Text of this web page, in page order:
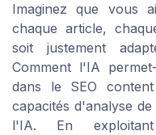
Imaginez que vous
chaque article,
soit justement
Comment l'IA
dans le SEO
capacités d'analyse
l'IA. En